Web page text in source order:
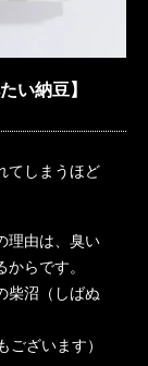
い納豆】
てしまうほど
理由は、臭い
らです。
柴沼（しばぬ
ざいます）